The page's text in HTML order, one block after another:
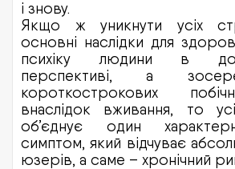
і знову.
Якщо ж уникнути усіх
основні наслідки для
психіку людини в
перспективі, а
короткострокових
внаслідок вживання, то
об’єднує один
симптом, який відчуває
юзерів, а саме – хронічний